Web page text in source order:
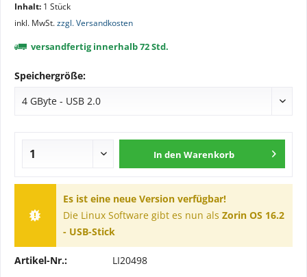
Inhalt: 1 Stück
inkl. MwSt.zzgl. Versandkosten
versandfertig innerhalb 72 Std.
Speichergröße:
In den Warenkorb
Es ist eine neue Version verfügbar!
Die Linux Software gibt es nun als Zorin OS 16.2
- USB-Stick
Artikel-Nr.: LI20498